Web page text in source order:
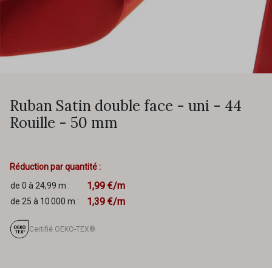
Ruban Satin double face - uni - 44
Rouille - 50 mm
Réduction par quantité :
de 0 à 24,99 m :
1,99 €/m
de 25 à 10 000 m : 1,39 €/m
Certifié OEKO-TEX®